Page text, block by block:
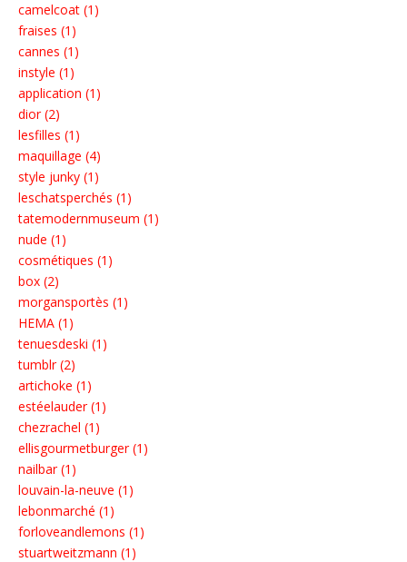
camelcoat (1)
fraises (1)
cannes (1)
instyle (1)
application (1)
dior (2)
lesfilles (1)
maquillage (4)
style junky (1)
leschatsperchés (1)
tatemodernmuseum (1)
nude (1)
cosmétiques (1)
box (2)
morgansportès (1)
HEMA (1)
tenuesdeski (1)
tumblr (2)
artichoke (1)
estéelauder (1)
chezrachel (1)
ellisgourmetburger (1)
nailbar (1)
louvain-la-neuve (1)
lebonmarché (1)
forloveandlemons (1)
stuartweitzmann (1)